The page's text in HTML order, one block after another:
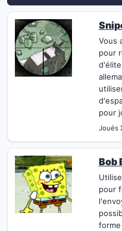
Vous
pour
pour
Joués
Bob
pour